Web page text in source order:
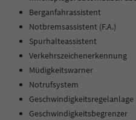
Berganfahrassistent
Notbremsassistent (F.A.)
Spurhalteassistent
Verkehrszeichenerkennung
Müdigkeitswarner
Notrufsystem
Geschwindigkeitsregelanlage
Geschwindigkeitsbegrenzer